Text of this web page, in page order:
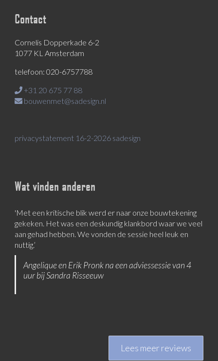
Contact
Cornelis Dopperkade 6-2
1077 KL Amsterdam
telefoon: 020-6757788
+31 20 675 77 88
bouwenmet@sadesign.nl
privacystatement 16-2-2026 sadesign
Wat vinden anderen
'Met een kritische blik werd er naar onze bouwtekening
gekeken. Het was een deskundig klankbord waar we veel
aan gehad hebben. We vonden de sessie heel leuk en
nuttig.’
Angelique en Erik Pronk na een adviessessie van 4
uur bij Sandra Risseeuw
‘Sandra is een goede luisteraar, die nieuwe invalshoeken
aanbiedt’
Tom Kemper
Lees meer reviews